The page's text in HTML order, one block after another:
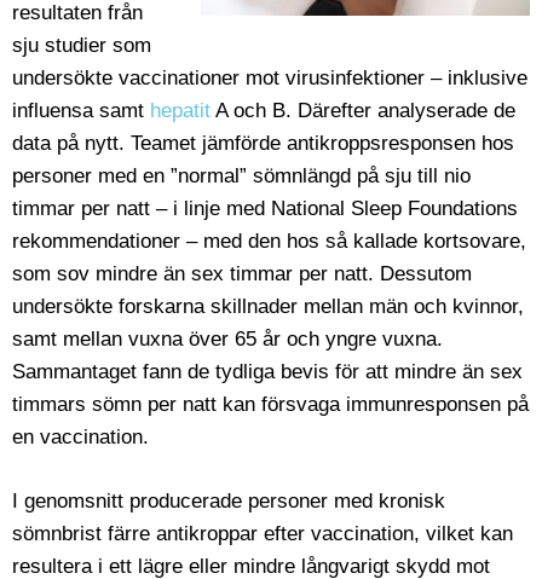
resultaten från
sju studier som
undersökte vaccinationer mot virusinfektioner – inklusive
influensa samt hepatit A och B. Därefter analyserade de
data på nytt. Teamet jämförde antikroppsresponsen hos
personer med en ”normal” sömnlängd på sju till nio
timmar per natt – i linje med National Sleep Foundations
rekommendationer – med den hos så kallade kortsovare,
som sov mindre än sex timmar per natt. Dessutom
undersökte forskarna skillnader mellan män och kvinnor,
samt mellan vuxna över 65 år och yngre vuxna.
Sammantaget fann de tydliga bevis för att mindre än sex
timmars sömn per natt kan försvaga immunresponsen på
en vaccination.
I genomsnitt producerade personer med kronisk
sömnbrist färre antikroppar efter vaccination, vilket kan
resultera i ett lägre eller mindre långvarigt skydd mot